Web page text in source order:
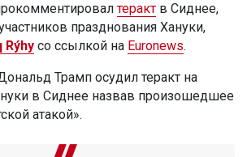
теракт в Сиднее,
празднования Хануки,
Rýhy со ссылкой на Euronews.
Трамп осудил теракт на
в Сиднее назвав произошедшее
атакой».